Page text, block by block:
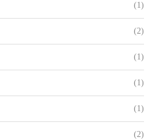
(1)
(2)
(1)
(1)
(1)
(2)